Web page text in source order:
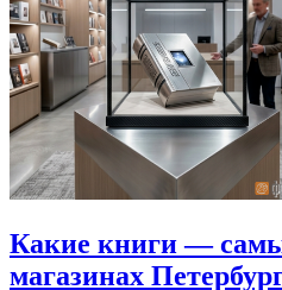
Какие книги —
магазинах